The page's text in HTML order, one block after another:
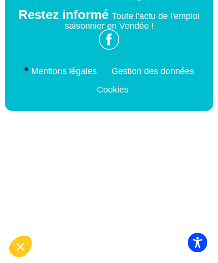
Restez informé Toute l'actu de l'emploi
saisonnier en Vendée !
Mentions légales
Gestion des données
Cookies